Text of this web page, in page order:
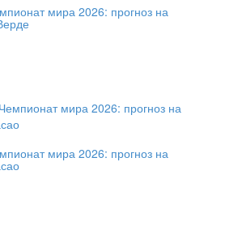
мира 2026: прогноз на
мира 2026: прогноз на